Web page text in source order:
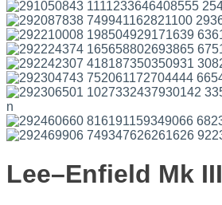
Lee–Enfield Mk III